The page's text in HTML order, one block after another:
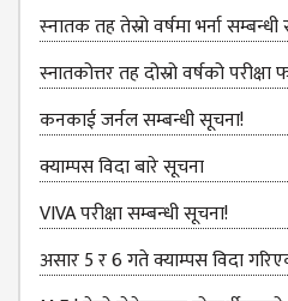
KMC INTAKE
CAPACITY
RESULT
REPORTS &
PUBLICATION
AUDIT
REPORT
ANNUAL
स्‍नातक तह तेस्रो वर्षमा भर्ना
स्नातकोत्तर तह दोस्रो वर्षको
कनकाई जर्नल सम्बन्धी सूचना!
क्याम्पस विदा बारे सूचना
VIVA परीक्षा सम्बन्‍धी सूचना!
असार 5 र 6 गते क्याम्पस विदा